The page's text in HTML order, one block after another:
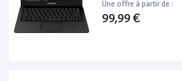
Une offre à partir de :
99,99 €